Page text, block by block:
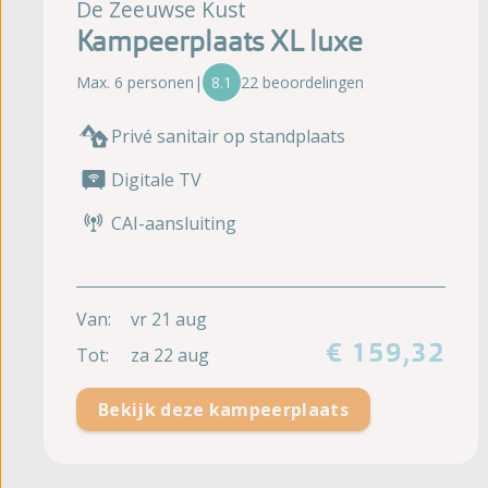
De Zeeuwse Kust
Kampeerplaats XL luxe
Max. 6 personen | 8.1 22 beoordelingen
Privé sanitair op standplaats
Digitale TV
CAI-aansluiting
Van:
vr 21 aug
Tot:
za 22 aug € 159,32
Bekijk deze kampeerplaats